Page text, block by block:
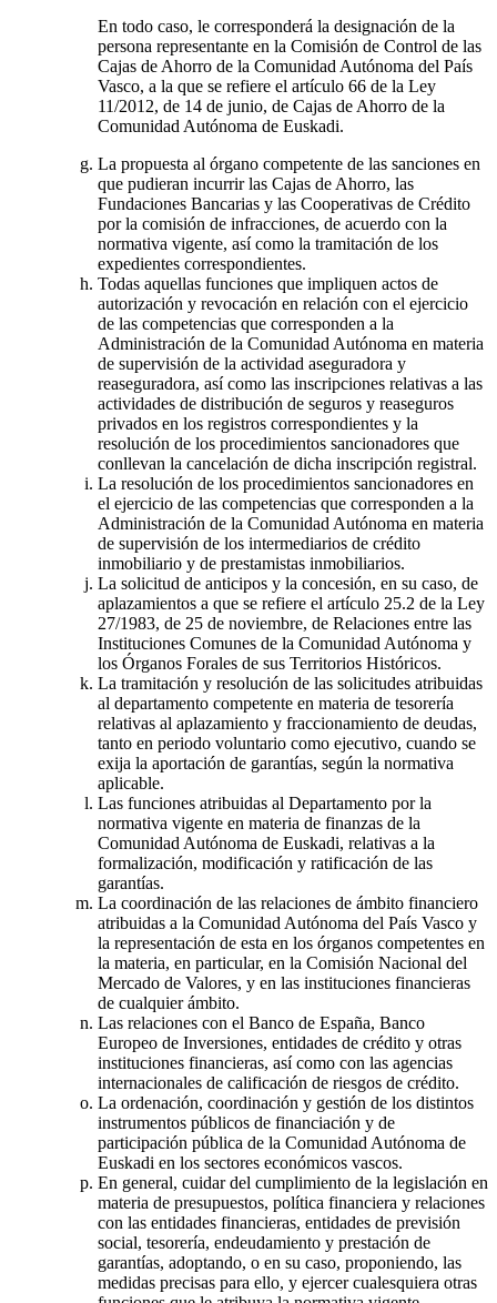
En todo caso, le corresponderá la designación de la
persona representante en la Comisión de Control de las
Cajas de Ahorro de la Comunidad Autónoma del País
Vasco, a la que se refiere el artículo 66 de la Ley
11/2012, de 14 de junio, de Cajas de Ahorro de la
Comunidad Autónoma de Euskadi.
La propuesta al órgano competente de las sanciones en
que pudieran incurrir las Cajas de Ahorro, las
Fundaciones Bancarias y las Cooperativas de Crédito
por la comisión de infracciones, de acuerdo con la
normativa vigente, así como la tramitación de los
expedientes correspondientes.
Todas aquellas funciones que impliquen actos de
autorización y revocación en relación con el ejercicio
de las competencias que corresponden a la
Administración de la Comunidad Autónoma en materia
de supervisión de la actividad aseguradora y
reaseguradora, así como las inscripciones relativas a las
actividades de distribución de seguros y reaseguros
privados en los registros correspondientes y la
resolución de los procedimientos sancionadores que
conllevan la cancelación de dicha inscripción registral.
La resolución de los procedimientos sancionadores en
el ejercicio de las competencias que corresponden a la
Administración de la Comunidad Autónoma en materia
de supervisión de los intermediarios de crédito
inmobiliario y de prestamistas inmobiliarios.
La solicitud de anticipos y la concesión, en su caso, de
aplazamientos a que se refiere el artículo 25.2 de la Ley
27/1983, de 25 de noviembre, de Relaciones entre las
Instituciones Comunes de la Comunidad Autónoma y
los Órganos Forales de sus Territorios Históricos.
La tramitación y resolución de las solicitudes atribuidas
al departamento competente en materia de tesorería
relativas al aplazamiento y fraccionamiento de deudas,
tanto en periodo voluntario como ejecutivo, cuando se
exija la aportación de garantías, según la normativa
aplicable.
Las funciones atribuidas al Departamento por la
normativa vigente en materia de finanzas de la
Comunidad Autónoma de Euskadi, relativas a la
formalización, modificación y ratificación de las
garantías.
La coordinación de las relaciones de ámbito financiero
atribuidas a la Comunidad Autónoma del País Vasco y
la representación de esta en los órganos competentes en
la materia, en particular, en la Comisión Nacional del
Mercado de Valores, y en las instituciones financieras
de cualquier ámbito.
Las relaciones con el Banco de España, Banco
Europeo de Inversiones, entidades de crédito y otras
instituciones financieras, así como con las agencias
internacionales de calificación de riesgos de crédito.
La ordenación, coordinación y gestión de los distintos
instrumentos públicos de financiación y de
participación pública de la Comunidad Autónoma de
Euskadi en los sectores económicos vascos.
En general, cuidar del cumplimiento de la legislación en
materia de presupuestos, política financiera y relaciones
con las entidades financieras, entidades de previsión
social, tesorería, endeudamiento y prestación de
garantías, adoptando, o en su caso, proponiendo, las
medidas precisas para ello, y ejercer cualesquiera otras